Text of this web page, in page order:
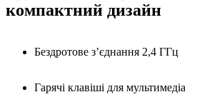
компактний дизайн
Бездротове з’єднання 2,4 ГГц
Гарячі клавіші для мультимедіа